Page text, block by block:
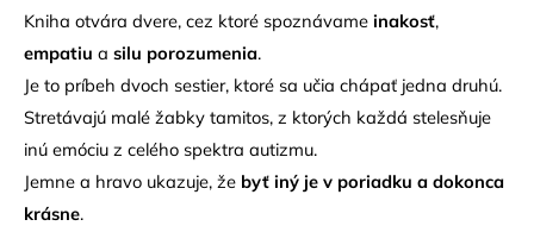
Kniha otvára dvere, cez ktoré spoznávame inakosť,
empatiu a silu porozumenia.
Je to príbeh dvoch sestier, ktoré sa učia chápať jedna druhú.
Stretávajú malé žabky tamitos, z ktorých každá stelesňuje
inú emóciu z celého spektra autizmu.
Jemne a hravo ukazuje, že byť iný je v poriadku a dokonca
krásne.